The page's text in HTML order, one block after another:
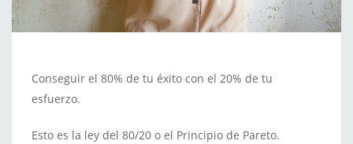
Conseguir el 80% de tu éxito con el 20% de tu
esfuerzo.
Esto es la ley del 80/20 o el Principio de Pareto.